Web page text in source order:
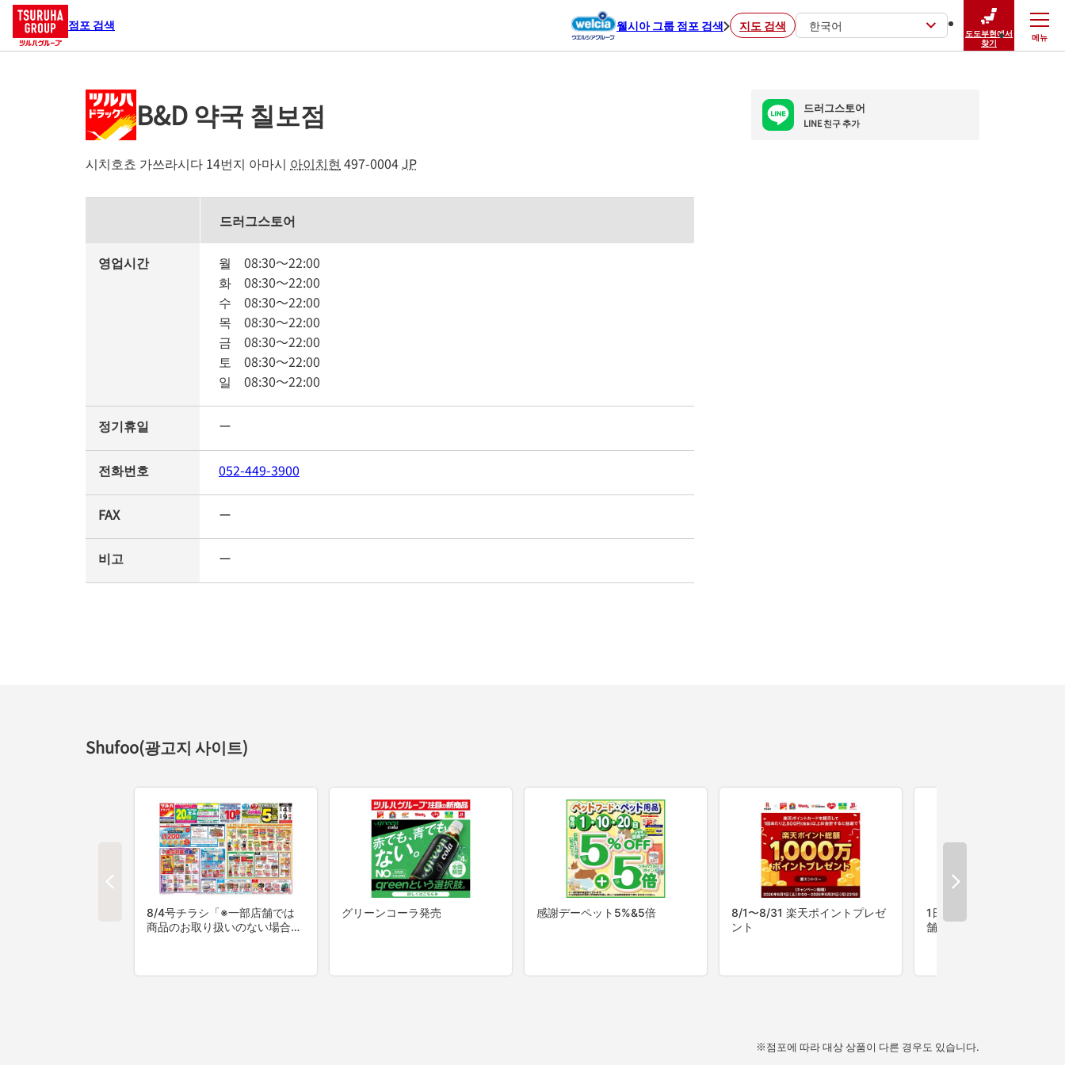
점포 검색 웰시아 그룹 점포 검색 지도 검색 한국어
도도부현에서
찾기
메뉴
닫기
B&D 약국 칠보점
시치호쵸 가쓰라시다 14번지 아마시 아이치현 497-0004JP
드러그스토어
LINE 친구 추가
Shufoo(광고지 사이트)
※점포에 따라 대상 상품이 다른 경우도 있습니다.
드러그스토어
영업시간 월 08:30～22:00
화 08:30～22:00
수 08:30～22:00
목 08:30～22:00
금 08:30～22:00
토 08:30～22:00
일 08:30～22:00
정기휴일 ー
전화번호 052-449-3900
FAX ー
비고 ー